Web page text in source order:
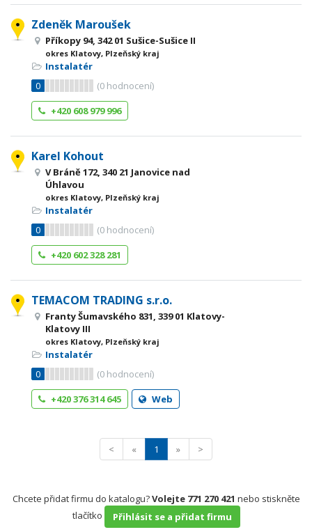
Zdeněk Maroušek
Příkopy 94, 342 01 Sušice-Sušice II
okres Klatovy, Plzeňský kraj
Instalatér
0
(0 hodnocení)
+420 608 979 996
Karel Kohout
V Bráně 172, 340 21 Janovice nad
Úhlavou
okres Klatovy, Plzeňský kraj
Instalatér
0
(0 hodnocení)
+420 602 328 281
TEMACOM TRADING s.r.o.
Franty Šumavského 831, 339 01 Klatovy-
Klatovy III
okres Klatovy, Plzeňský kraj
Instalatér
0
(0 hodnocení)
+420 376 314 645
Web
< « 1 » >
Chcete přidat firmu do katalogu?Volejte 771 270 421 nebo stiskněte
tlačítko
Přihlásit se a přidat firmu